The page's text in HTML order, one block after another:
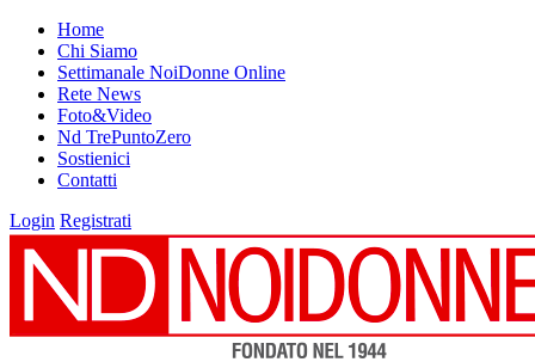
Home
Chi Siamo
Settimanale NoiDonne Online
Rete News
Foto&Video
Nd TrePuntoZero
Sostienici
Contatti
Login Registrati